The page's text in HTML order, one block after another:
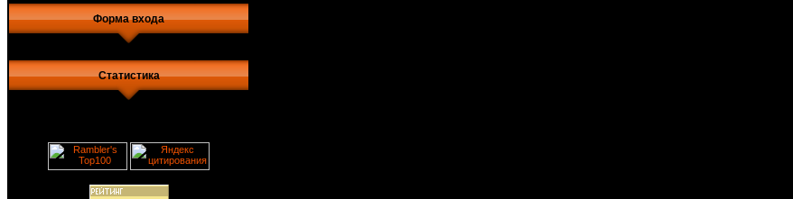
Форма входа
Статистика